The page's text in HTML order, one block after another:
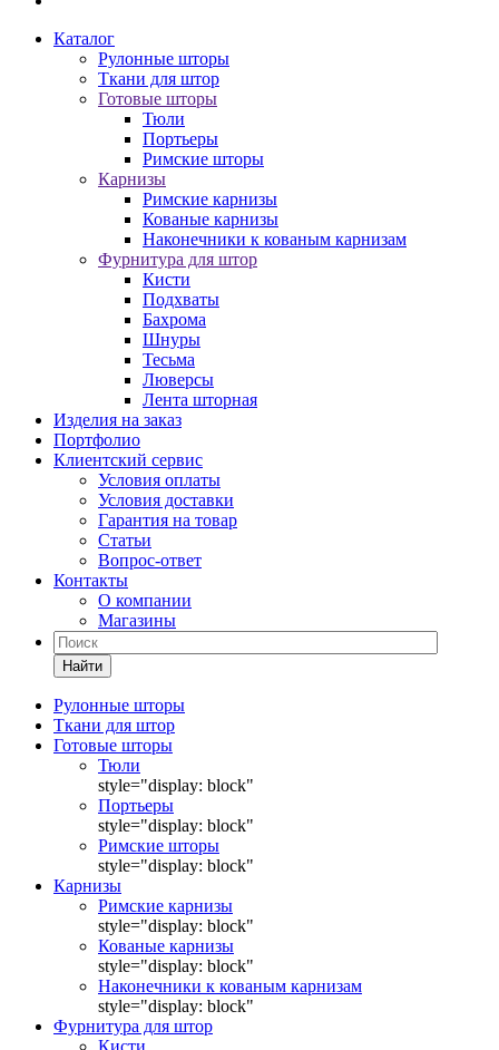
Каталог
Рулонные шторы
Ткани для штор
Готовые шторы
Тюли
Портьеры
Римские шторы
Карнизы
Римские карнизы
Кованые карнизы
Наконечники к кованым карнизам
Фурнитура для штор
Кисти
Подхваты
Бахрома
Шнуры
Тесьма
Люверсы
Лента шторная
Изделия на заказ
Портфолио
Клиентский сервис
Условия оплаты
Условия доставки
Гарантия на товар
Статьи
Вопрос-ответ
Контакты
О компании
Магазины
Найти
Рулонные шторы
Ткани для штор
Готовые шторы
Тюли
style="display: block"
Портьеры
style="display: block"
Римские шторы
style="display: block"
Карнизы
Римские карнизы
style="display: block"
Кованые карнизы
style="display: block"
Наконечники к кованым карнизам
style="display: block"
Фурнитура для штор
Кисти